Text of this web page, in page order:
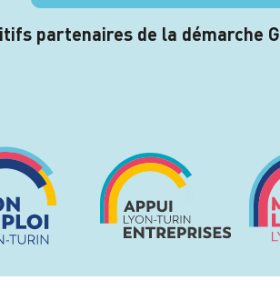
partenaires de la démarche